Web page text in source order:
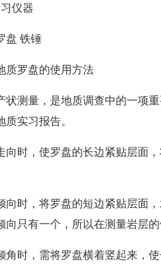
仪器
盘 铁锤
质罗盘的使用方法
状测量，是地质调查中的一项
质实习报告。
向时，使罗盘的长边紧贴层面
向时，将罗盘的短边紧贴层面
向只有一个，所以在测量岩层
角时，需将罗盘横着竖起来，